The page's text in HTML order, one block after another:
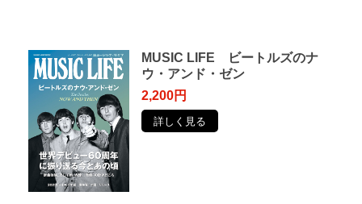
MUSIC LIFE ビートルズのナ
ウ・アンド・ゼン
2,200円
詳しく見る